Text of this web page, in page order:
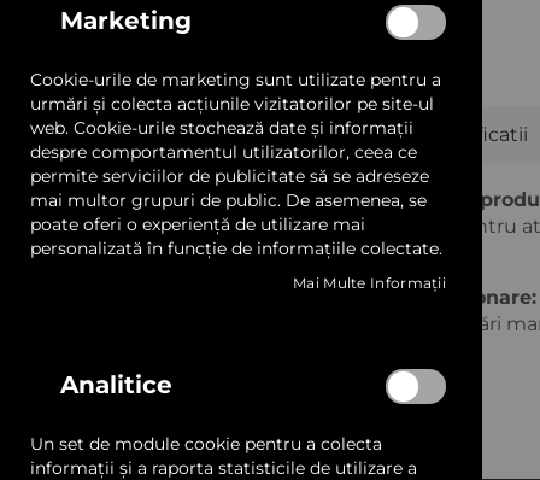
Materiale Ambalat
Mostrare și Cataloage
Servicii
Transport gratuit pentru comenzile de peste 600 lei +
Skip
to
the
beginning
of
the
images
gallery
Puncte forte Descriere Specificatii
Compact și eficient pentru spații de
de lucru de 800 × 600 mm, perfect pentru
de print.
Cameră CCD integrată pentru poziționare:
contururilor și o tăiere exactă fără ajustări
Produse Recomandate
Marketing
Cookie-urile de marketing sunt utilizate pentru a
urmări și colecta acțiunile vizitatorilor pe site-ul
web. Cookie-urile stochează date și informații
despre comportamentul utilizatorilor, ceea ce
permite serviciilor de publicitate să se adreseze
mai multor grupuri de public. De asemenea, se
poate oferi o experiență de utilizare mai
personalizată în funcție de informațiile colectate.
Mai Multe Informații
Analitice
Un set de module cookie pentru a colecta
informații și a raporta statisticile de utilizare a